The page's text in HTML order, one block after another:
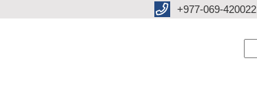
+977-069-420022